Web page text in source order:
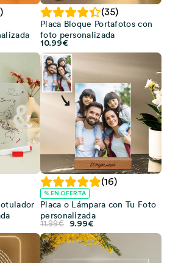
(35)
Placa Bloque Portafotos con
foto personalizada
10.99€
(16)
% EN OFERTA
Placa o Lámpara con Tu Foto
personalizada
11.99€
El
precio
original
11.99€.
9.99€
precio
actual
es:
9.99€.